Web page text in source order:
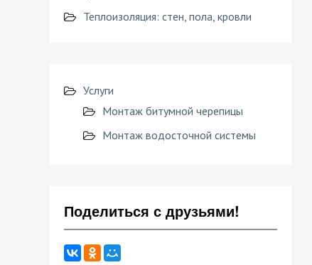
Теплоизоляция: стен, пола, кровли
Услуги
Монтаж битумной черепицы
Монтаж водосточной системы
Поделиться с друзьями!